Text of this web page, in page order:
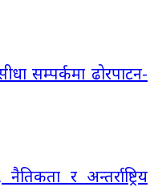
सम्पर्कमा ढोरपाटन-
र अन्तर्राष्ट्रिय